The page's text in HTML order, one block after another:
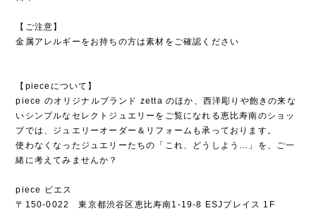
【ご注意】
金属アレルギーをお持ちの方は素材をご確認ください
【pieceについて】
piece のオリジナルブランド zetta のほか、西洋彫りや飽きの来な
いシンプルなセレクトジュエリーをご覧になれる恵比寿南のショッ
プでは、ジュエリーオーダー＆リフォームも承っております。
使わなくなったジュエリーたちの「これ、どうしよう…」を、ご一
緒に考えてみませんか？
piece ピエス
〒150-0022 東京都渋谷区恵比寿南1-19-8 ESJプレイス 1F